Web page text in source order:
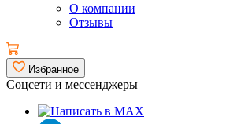
О компании
Отзывы
Избранное
Соцсети и мессенджеры